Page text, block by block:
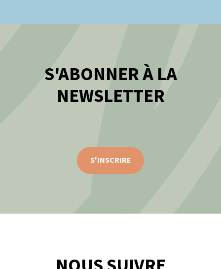
S'ABONNER À LA
NEWSLETTER
S'INSCRIRE